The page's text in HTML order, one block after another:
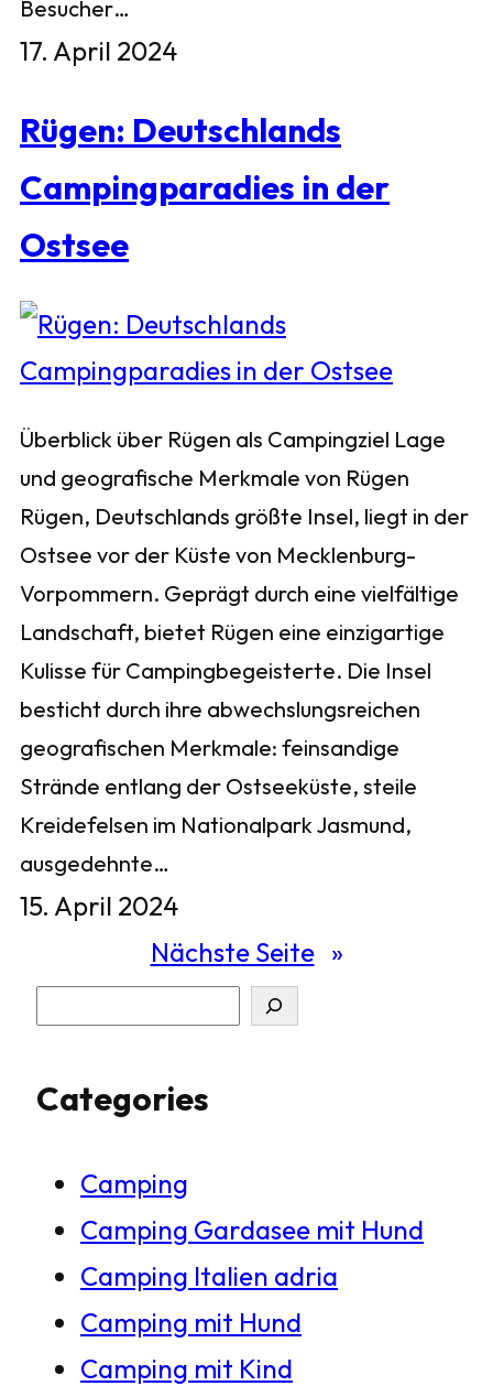
Besucher…
17. April 2024
Rügen: Deutschlands
Campingparadies in der
Ostsee
Überblick über Rügen als Campingziel Lage
und geografische Merkmale von Rügen
Rügen, Deutschlands größte Insel, liegt in der
Ostsee vor der Küste von Mecklenburg-
Vorpommern. Geprägt durch eine vielfältige
Landschaft, bietet Rügen eine einzigartige
Kulisse für Campingbegeisterte. Die Insel
besticht durch ihre abwechslungsreichen
geografischen Merkmale: feinsandige
Strände entlang der Ostseeküste, steile
Kreidefelsen im Nationalpark Jasmund,
ausgedehnte…
15. April 2024
Nächste Seite »
c
Categories
Camping
Camping Gardasee mit Hund
Camping Italien adria
Camping mit Hund
Camping mit Kind